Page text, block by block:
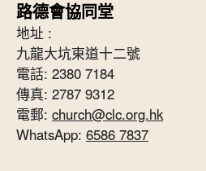
路德會協同堂
地址 :
九龍大坑東道十二號
電話: 2380 7184
傳真: 2787 9312
電郵: church@clc.org.hk
WhatsApp: 6586 7837